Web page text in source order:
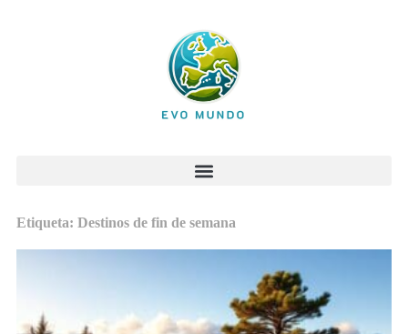
Etiqueta: Destinos de fin de semana